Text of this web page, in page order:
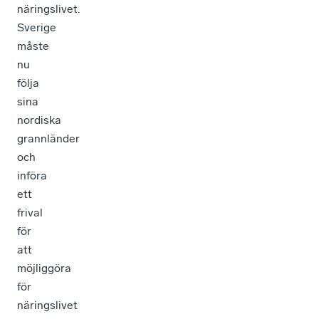
näringslivet.
Sverige
måste
nu
följa
sina
nordiska
grannländer
och
införa
ett
frival
för
att
möjliggöra
för
näringslivet